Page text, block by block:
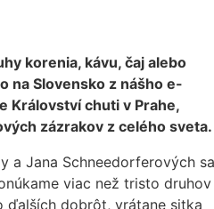
korenia, kávu, čaj alebo
na Slovensko z nášho e-
Království chuti v Prahe,
zázrakov z celého sveta.
a Jana Schneedorferových sa
viac než tristo druhov
ďalších dobrôt, vrátane sitka